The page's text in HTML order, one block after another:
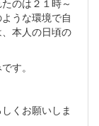
のは２１時～
うな環境で自
本人の日頃の
す。
くお願いしま